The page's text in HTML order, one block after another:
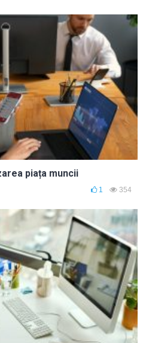
piața muncii
1 354